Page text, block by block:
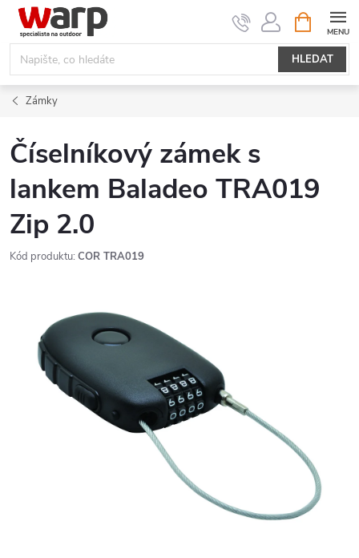
Přejít
obsah
HLEDAT
NÁKUPNÍ
KOŠÍK
Zámky
Číselníkový zámek s
lankem Baladeo TRA019
Zip 2.0
Kód produktu: COR TRA019